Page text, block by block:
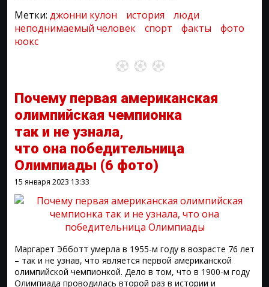
Метки: джонни кулон история
люди
неподнимаемый человек⁠⁠
спорт факты
фото
юокс
Почему первая американская
олимпийская чемпионка
так и не узнала,
что она победительница
Олимпиады (6 фото)
15 января 2023 13:33
Маргарет Эбботт умерла в 1955-м году в возрасте 76 лет
– так и не узнав, что является первой американской
олимпийской чемпионкой. Дело в том, что в 1900-м году
Олимпиада проводилась второй раз в истории и